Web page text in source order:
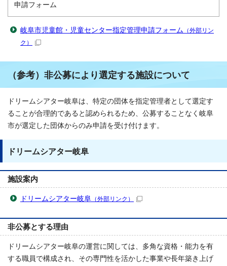
申請フォーム
岐阜市児童館・児童センター指定管理申請フォーム （外部リン
ク）
（参考）非公募により選定する施設について
ドリームシアター岐阜は、特定の団体を指定管理者として選定す
ることが合理的であると認められるため、公募することなく岐阜
市が選定した団体からのみ申請を受け付けます。
ドリームシアター岐阜
施設案内
ドリームシアター岐阜 （外部リンク）
非公募とする理由
ドリームシアター岐阜の運営に関しては、多角な資格・能力を有
する職員で構成され、その専門性を活かした事業や長年築き上げ